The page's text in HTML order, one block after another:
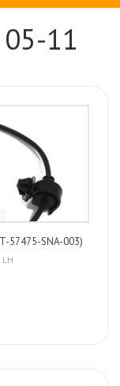
05-11
57475-SNA-003)
LH